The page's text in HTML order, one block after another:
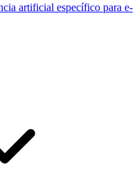
artificial específico para e-